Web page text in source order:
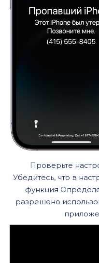
Проверьте
Убедитесь, что в
функция
разрешено